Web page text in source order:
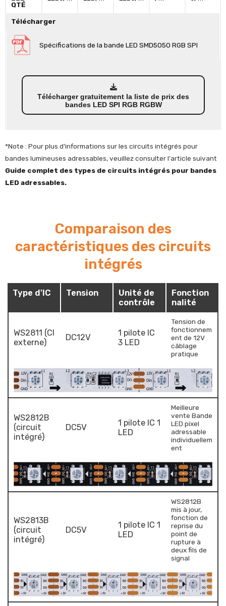
QTÉ
Télécharger
Spécifications de la bande LED SMD5050 RGB SPI
Télécharger gratuitement la liste de prix des
bandes LED SPI RGB RGBW
*Note : Pour plus d'informations sur les circuits intégrés pour
bandes lumineuses adressables, veuillez consulter l'article suivant
Guide complet des types de circuits intégrés pour bandes
LED adressables.
Comparaison des
caractéristiques des circuits
intégrés
Type d'IC Tension
Unité de
contrôle
Fonction
nalité
WS2811 (CI
externe)
DC12V
1 pilote IC
3 LED
Tension de
fonctionnem
ent de 12V
câblage
pratique
WS2812B
(circuit
intégré)
DC5V
1 pilote IC 1
LED
Meilleure
vente Bande
LED pixel
adressable
individuellem
ent
WS2813B
(circuit
intégré)
DC5V
1 pilote IC 1
LED
WS2812B
mis à jour,
fonction de
reprise du
point de
rupture à
deux fils de
signal